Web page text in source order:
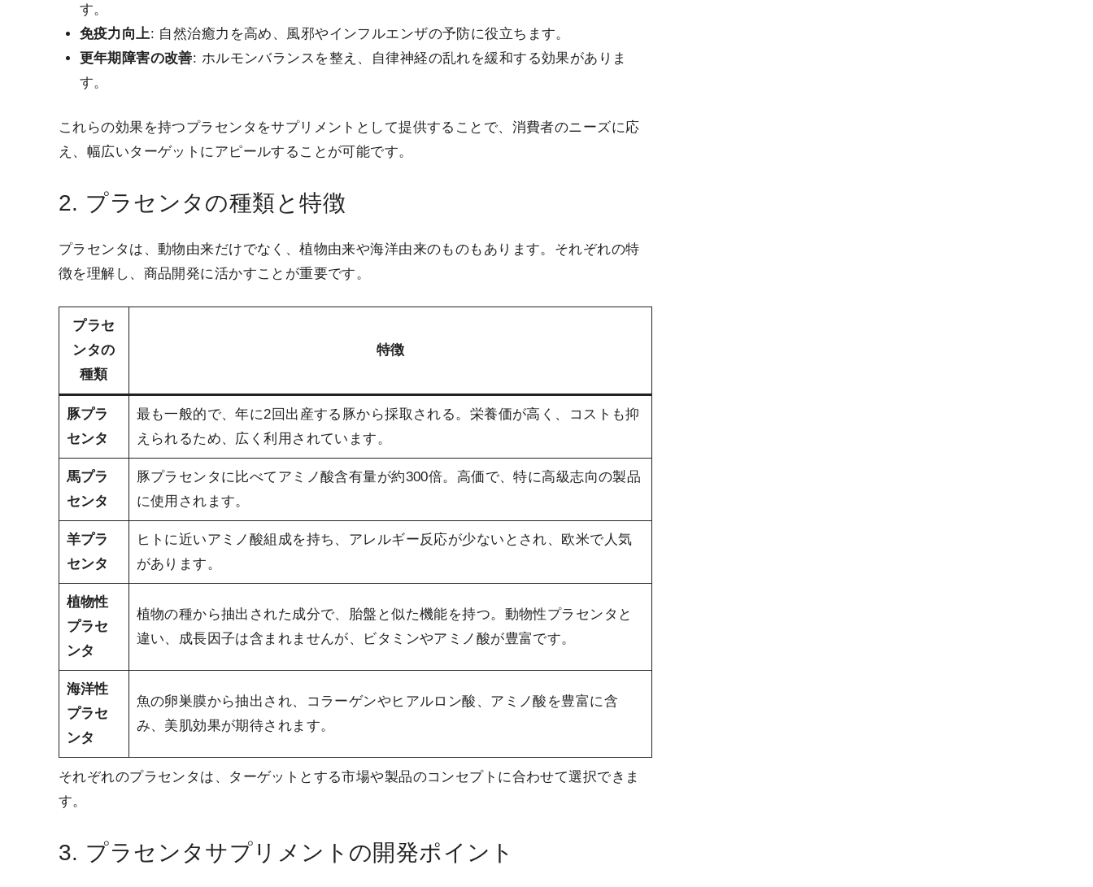
す。
免疫力向上: 自然治癒力を高め、風邪やインフルエンザの予防に役立ちます。
更年期障害の改善: ホルモンバランスを整え、自律神経の乱れを緩和する効果がありま
す。
これらの効果を持つプラセンタをサプリメントとして提供することで、消費者のニーズに応
え、幅広いターゲットにアピールすることが可能です。
2. プラセンタの種類と特徴
プラセンタは、動物由来だけでなく、植物由来や海洋由来のものもあります。それぞれの特
徴を理解し、商品開発に活かすことが重要です。
プラセ
ンタの
種類
特徴
豚プラ
センタ
最も一般的で、年に2回出産する豚から採取される。栄養価が高く、コストも抑
えられるため、広く利用されています。
馬プラ
センタ
豚プラセンタに比べてアミノ酸含有量が約300倍。高価で、特に高級志向の製品
に使用されます。
羊プラ
センタ
ヒトに近いアミノ酸組成を持ち、アレルギー反応が少ないとされ、欧米で人気
があります。
植物性
プラセ
ンタ
植物の種から抽出された成分で、胎盤と似た機能を持つ。動物性プラセンタと
違い、成長因子は含まれませんが、ビタミンやアミノ酸が豊富です。
海洋性
プラセ
ンタ
魚の卵巣膜から抽出され、コラーゲンやヒアルロン酸、アミノ酸を豊富に含
み、美肌効果が期待されます。
それぞれのプラセンタは、ターゲットとする市場や製品のコンセプトに合わせて選択できま
す。
3. プラセンタサプリメントの開発ポイント